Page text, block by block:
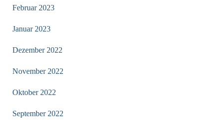
Februar 2023
Januar 2023
Dezember 2022
November 2022
Oktober 2022
September 2022